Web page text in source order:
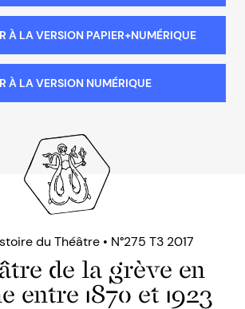
À LA VERSION PAPIER+NUMÉRIQUE
À LA VERSION NUMÉRIQUE
du Théâtre • N°275 T3 2017
de la grève en
entre 1870 et 1923